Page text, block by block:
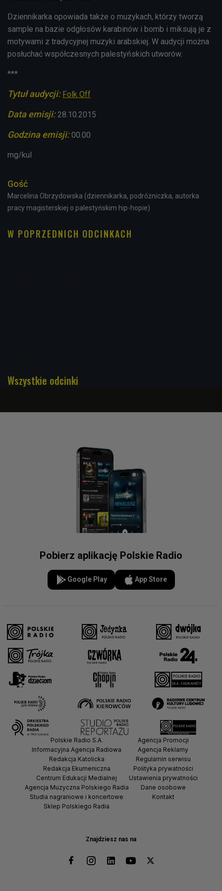
Dziennikarka opowiada także o muzykach, którzy tworzą
sample na bazie odgłosów karabinów i bomb i miksują je z
motywami z tradycyjnej muzyki arabskiej. W audycji można
posłuchać współczesnych palestyńskich utworów.
***
Tytuł audycji: Folk Off
Data emisji:28.10.2015
Godzina emisji:00.00
mg/kul
Gość
Marcelina Obrzydowska (dziennikarka, podróżniczka, autorka
pracy magisterskiej o palestyńskim hip-hopie)
W POPRZEDNICH ODCINKACH
Wszystkie odcinki
Pobierz aplikację Polskie Radio
Google Play App Store
Znajdziesz nas na
Polskie Radio S.A.
Informacyjna Agencja Radiowa
Redakcja Katolicka
Redakcja Ekumeniczna
Centrum Edukacji Medialnej
Agencja Muzyczna Polskiego Radia
Studia nagraniowe i koncertowe
Sklep Polskiego Radia
Agencja Promocji
Agencja Reklamy
Regulamin serwisu
Polityka prywatności
Ustawienia prywatności
Dane osobowe
Kontakt